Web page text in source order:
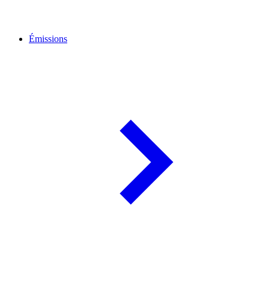
Émissions